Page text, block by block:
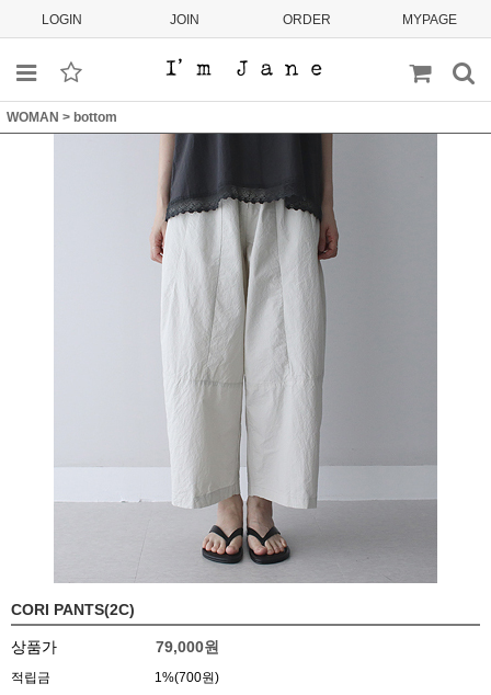
LOGIN JOIN ORDER MYPAGE
WOMAN > bottom
CORI PANTS(2C)
상품가 79,000원
적립금 1%(700원)